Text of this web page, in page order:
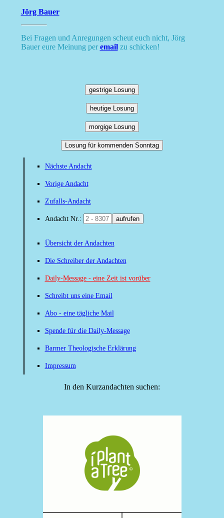
Jörg Bauer
Bei Fragen und Anregungen scheut euch nicht, Jörg
Bauer eure Meinung peremailzu schicken!
gestrige Losung
heutige Losung
morgige Losung
Losung für kommenden Sonntag
Nächste Andacht
Vorige Andacht
Zufalls-Andacht
Andacht Nr.: aufrufen
Übersicht der Andachten
Die Schreiber der Andachten
Daily-Message - eine Zeit ist vorüber
Schreibt uns eine Email
Abo - eine tägliche Mail
Spende für die Daily-Message
Barmer Theologische Erklärung
Impressum
In den Kurzandachten suchen: